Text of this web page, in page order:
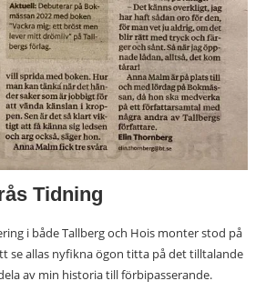
Tidning
i både Tallberg och Hois monter stod på
se allas nyfikna ögon titta på det tilltalande
av min historia till förbipasserande.